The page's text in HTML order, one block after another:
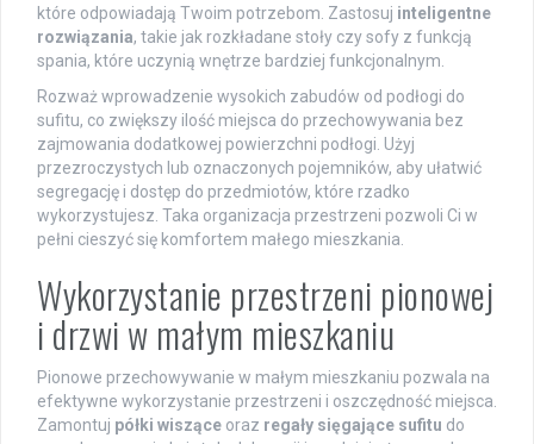
które odpowiadają Twoim potrzebom. Zastosuj inteligentne
rozwiązania, takie jak rozkładane stoły czy sofy z funkcją
spania, które uczynią wnętrze bardziej funkcjonalnym.
Rozważ wprowadzenie wysokich zabudów od podłogi do
sufitu, co zwiększy ilość miejsca do przechowywania bez
zajmowania dodatkowej powierzchni podłogi. Użyj
przezroczystych lub oznaczonych pojemników, aby ułatwić
segregację i dostęp do przedmiotów, które rzadko
wykorzystujesz. Taka organizacja przestrzeni pozwoli Ci w
pełni cieszyć się komfortem małego mieszkania.
Wykorzystanie przestrzeni pionowej
i drzwi w małym mieszkaniu
Pionowe przechowywanie w małym mieszkaniu pozwala na
efektywne wykorzystanie przestrzeni i oszczędność miejsca.
Zamontuj półki wiszące oraz regały sięgające sufitu do